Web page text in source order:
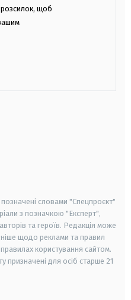
розсилок, щоб
позначені словами "Спецпроєкт"
з позначкою "Експерт",
та героїв. Редакція може
щодо реклами та правил
користування сайтом.
призначені для осіб старше 21